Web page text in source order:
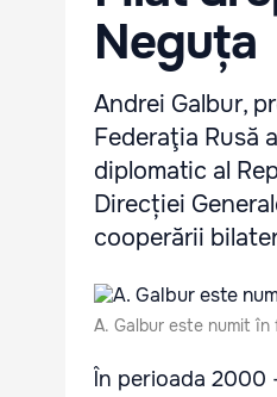
Neguța
Andrei Galbur,
Federaţia Rusă
diplomatic al
Direcției
cooperării
A. Galbur este numit
În perioada 2000